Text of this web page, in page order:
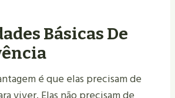
Básicas De
é que elas precisam de